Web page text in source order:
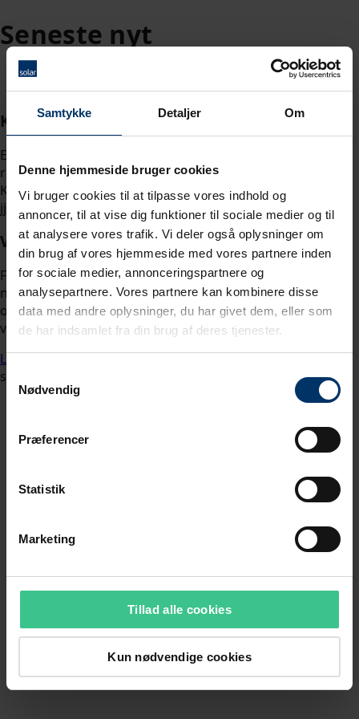
Samtykke Detaljer Om
Denne hjemmeside bruger cookies
Vi bruger cookies til at tilpasse vores indhold og
annoncer, til at vise dig funktioner til sociale medier og til
at analysere vores trafik. Vi deler også oplysninger om
din brug af vores hjemmeside med vores partnere inden
for sociale medier, annonceringspartnere og
analysepartnere. Vores partnere kan kombinere disse
data med andre oplysninger, du har givet dem, eller som
de har indsamlet fra din brug af deres tjenester.
Nødvendig
Præferencer
Statistik
Marketing
Tillad alle cookies
Kun nødvendige cookies
Seneste nyt
Kontakt
Er du journalist, hjælper vi dig gerne med at finde de
rigtige ledere og specialister i Solar til din historie.
Kontakt Jane Hamann Juel på tlf. 40342840 eller
jju@solar.dk.
Vil du vide mere om Solar?
For Solar er effektivitet, tillid og gode løsninger
nøgleord. Vi ønsker at give vores kunder mere tid og
overskud til at gøre det, der er bedst til. På den måde er
vi stærkere sammen.
Læs mere om Solar